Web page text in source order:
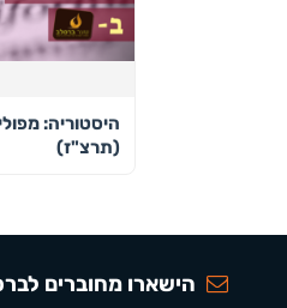
היסטוריה:
(תרצ"ז)
הישארו מחוברים